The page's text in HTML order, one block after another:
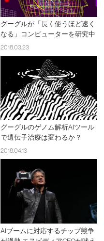
グーグルが「長く使うほど速く
なる」コンピューターを研究中
2018.03.23
グーグルのゲノム解析AIツール
で遺伝子治療は変わるか？
2018.04.13
AIブームに対応するチップ競争